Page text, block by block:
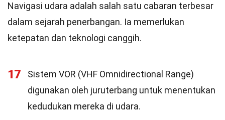
Navigasi udara adalah salah satu cabaran terbesar
dalam sejarah penerbangan. Ia memerlukan
ketepatan dan teknologi canggih.
17
Sistem VOR (VHF Omnidirectional Range)
digunakan oleh juruterbang untuk menentukan
kedudukan mereka di udara.